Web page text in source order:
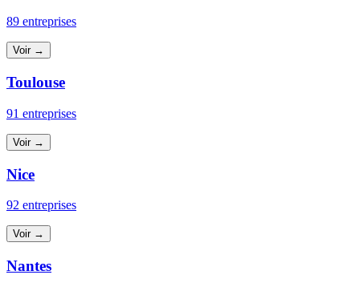
89 entreprises
Voir →
Toulouse
91 entreprises
Voir →
Nice
92 entreprises
Voir →
Nantes